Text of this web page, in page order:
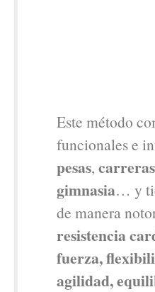
Este método
funcionales e
pesas,
gimnasia… y
de manera
resistencia
fuerza,
agilidad,